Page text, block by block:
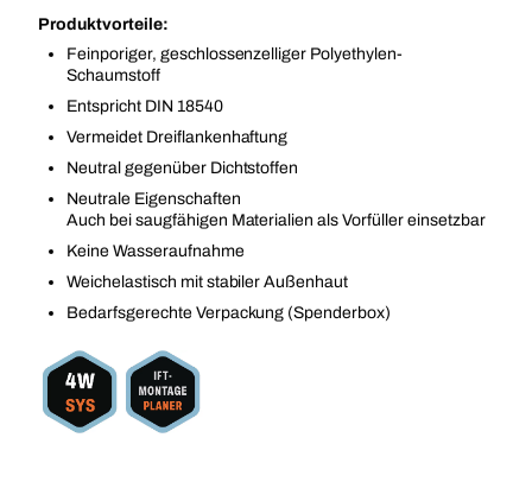
Produktvorteile:
Feinporiger, geschlossenzelliger Polyethylen-
Schaumstoff
Entspricht DIN 18540
Vermeidet Dreiflankenhaftung
Neutral gegenüber Dichtstoffen
Neutrale Eigenschaften
Auch bei saugfähigen Materialien als Vorfüller einsetzbar
Keine Wasseraufnahme
Weichelastisch mit stabiler Außenhaut
Bedarfsgerechte Verpackung (Spenderbox)